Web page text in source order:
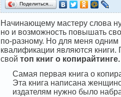
Поделиться…
Начинающему мастеру слова
но и возможность повышать
по-разному. Но для меня
квалификации являются
свой топ книг о копирайтинге.
Самая первая книга о
Эта книга написана
издателям нужно было